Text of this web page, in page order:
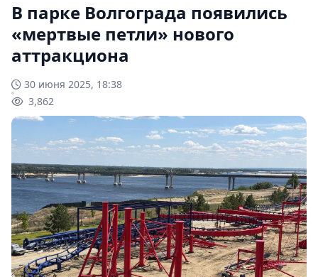
В парке Волгограда появились
«мертвые петли» нового
аттракциона
30 июня 2025, 18:38
3,862